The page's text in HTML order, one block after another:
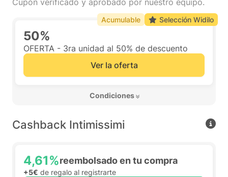
Cupón verificado y aprobado por nuestro equipo.
50%
OFERTA - 3ra unidad al 50% de descuento
Ver la oferta
Condiciones
Acumulable Selección Widilo
Cashback Intimissimi
4,61%reembolsado en tu compra
+5€ de regalo al registrarte